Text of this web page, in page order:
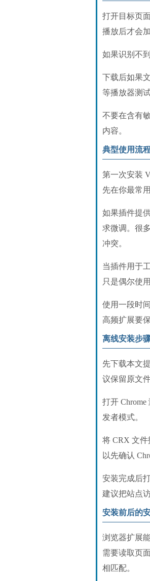
打开目标页
播放后才会
如果识别不
下载后如果
等播放器测试
不要在含有
内容。
典型使用流
第一次安装
先在你最常
如果插件提
求微调。很
冲突。
当插件用于
只是偶尔使
使用一段时
高频扩展要
离线安装步
先下载本文
议保留原文
打开
发者模式。
将 CRX 文
以先确认
安装完成后
建议把站点
安装前后的
浏览器扩展
需要读取页
相匹配。